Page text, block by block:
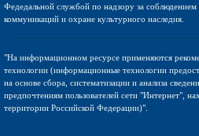
Федедальной службой по надзору за соблюдением
коммуникаций и охране культурного наследия.
"На информационном ресурсе применяются
технологии (информационные технологии
на основе сбора, систематизации и анализа
предпочтениям пользователей сети "Интернет",
территории Российской Федерации)".